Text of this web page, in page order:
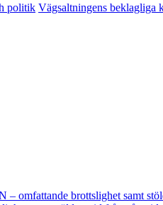
politik Vägsaltningens beklagliga
omfattande brottslighet samt